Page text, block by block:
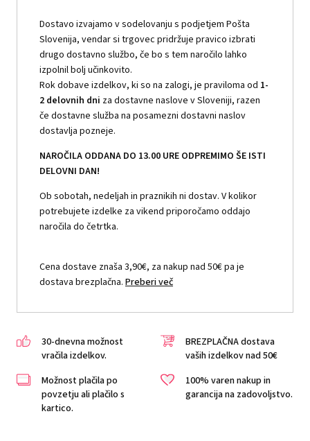
Dostavo izvajamo v sodelovanju s podjetjem Pošta
Slovenija, vendar si trgovec pridržuje pravico izbrati
drugo dostavno službo, če bo s tem naročilo lahko
izpolnil bolj učinkovito.
Rok dobave izdelkov, ki so na zalogi, je praviloma od 1-
2 delovnih dni za dostavne naslove v Sloveniji, razen
če dostavne služba na posamezni dostavni naslov
dostavlja pozneje.
NAROČILA ODDANA DO 13.00 URE ODPREMIMO ŠE ISTI
DELOVNI DAN!
Ob sobotah, nedeljah in praznikih ni dostav. V kolikor
potrebujete izdelke za vikend priporočamo oddajo
naročila do četrtka.
Cena dostave znaša 3,90€, za nakup nad 50€ pa je
dostava brezplačna. Preberi več
30-dnevna možnost
vračila izdelkov.
BREZPLAČNA dostava
vaših izdelkov nad 50€
Možnost plačila po
povzetju ali plačilo s
kartico.
100% varen nakup in
garancija na zadovoljstvo.